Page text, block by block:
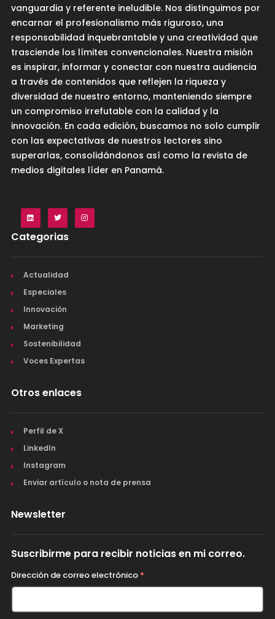
vanguardia y referente ineludible. Nos distinguimos por
encarnar el profesionalismo más riguroso, una
responsabilidad inquebrantable y una creatividad que
trasciende los límites convencionales. Nuestra misión
es inspirar, informar y conectar con nuestra audiencia
a través de contenidos que reflejen la riqueza y
diversidad de nuestro entorno, manteniendo siempre
un compromiso irrefutable con la calidad y la
innovación. En cada edición, buscamos no solo cumplir
con las expectativas de nuestros lectores sino
superarlas, consolidándonos así como la revista de
medios digitales líder en Panamá.
Categorias
Actualidad
Especiales
Innovación
Marketing
Sostenibilidad
Voces Expertas
Otros enlaces
Perfil de X
LinkedIn
Instagram
Enviar artículo o nota de prensa
Newsletter
Suscribirme para recibir noticias en mi correo.
Dirección de correo electrónico *